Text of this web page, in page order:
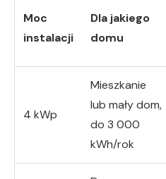
Moc
instalacji
Dla jakiego
domu
4 kWp
Mieszkanie
lub mały dom,
do 3 000
kWh/rok